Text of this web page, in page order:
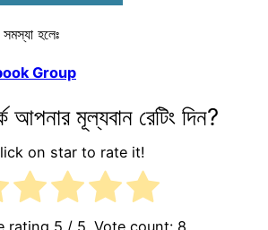
হলেঃ
Group
আপনার মূল্যবান রেটিং দিন?
on star to rate it!